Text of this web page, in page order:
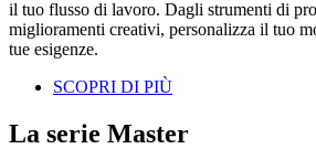
il tuo flusso di lavoro. Dagli strumenti di
miglioramenti creativi, personalizza il tuo
tue esigenze.
SCOPRI DI PIÙ
La serie Master